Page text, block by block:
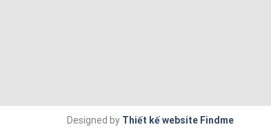
Designed by Thiết kế website Findme